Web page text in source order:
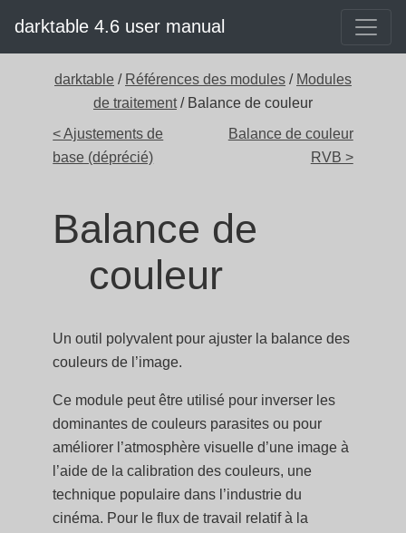
darktable 4.6 user manual
darktable / Références des modules / Modules
de traitement/ Balance de couleur
< Ajustements de
base (déprécié)
Balance de couleur
RVB >
Balance de
couleur
Un outil polyvalent pour ajuster la balance des
couleurs de l’image.
Ce module peut être utilisé pour inverser les
dominantes de couleurs parasites ou pour
améliorer l’atmosphère visuelle d’une image à
l’aide de la calibration des couleurs, une
technique populaire dans l’industrie du
cinéma. Pour le flux de travail relatif à la